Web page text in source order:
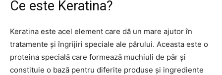
Ce este Keratina?
Keratina este acel element care dă un mare ajutor în
tratamente și îngrijiri speciale ale părului. Aceasta este o
proteina specială care formează muchiuli de păr și
constituie o bază pentru diferite produse și ingrediente